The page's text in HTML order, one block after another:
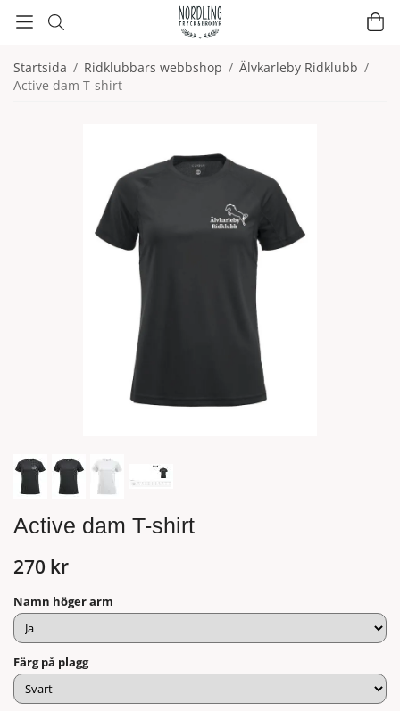
Startsida / Ridklubbars webbshop / Älvkarleby Ridklubb /
Active dam T-shirt
Active dam T-shirt
270 kr
Namn höger arm
Färg på plagg